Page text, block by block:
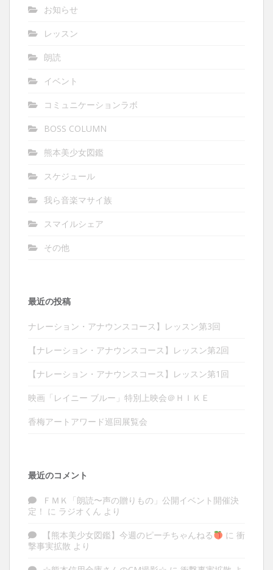
お知らせ
レッスン
朗読
イベント
コミュニケーションラボ
BOSS COLUMN
熊本美少女図鑑
スケジュール
我ら音楽マサイ族
スマイルシェア
その他
最近の投稿
ナレーション・アナウンスコース】レッスン第3回
【ナレーション・アナウンスコース】レッスン第2回
【ナレーション・アナウンスコース】レッスン第1回
映画「レイニー ブルー」特別上映会＠ＨＩＫＥ
香梅アートアワード巡回展覧会
最近のコメント
ＦＭＫ「朗読〜声の贈りもの」公開イベント開催決
定！ に ラジオくん より
【熊本美少女図鑑】今週のピーチちゃんねる に 衝
撃事実拡散 より